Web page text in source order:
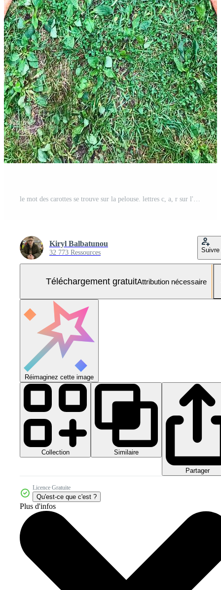
le mot des carottes se trouve sur la pelouse. lettres c, a, r sur l'herbe. alphabet vitaminé. lettrage créatif. la machine à mots faite de carottes oranges. mot de carotte comestible créatif Photo Gratuite
Kiryl Balbatunou
32 773 Ressources Suivre
Téléchargement gratuitAttribution nécessaire
Réimaginez cette image
Collection Similaire
Partager
Licence Gratuite
Qu'est-ce que c'est ?
Plus d'infos